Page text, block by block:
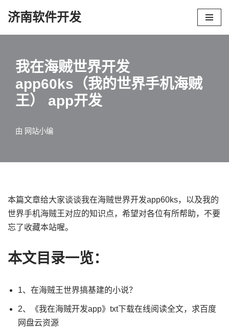
济南软件开发
我在海贼世界开发
app60ks（我的世界手机海贼
王） app开发
由 网站小编
本篇文章给大家谈谈我在海贼世界开发app60ks，以及我的
世界手机海贼王对应的知识点，希望对各位有所帮助，不要
忘了收藏本站喔。
本文目录一览：
1、在海贼王世界搞基建的小说？
2、《我在海贼开发app》txt下载在线阅读全文，求百度
网盘云资源